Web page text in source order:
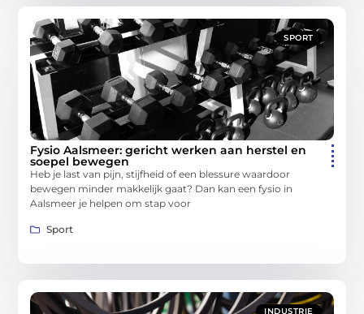
SPORT
Fysio Aalsmeer: gericht werken aan herstel en
soepel bewegen
Heb je last van pijn, stijfheid of een blessure waardoor
bewegen minder makkelijk gaat? Dan kan een fysio in
Aalsmeer je helpen om stap voor
Sport
INDUSTRIE